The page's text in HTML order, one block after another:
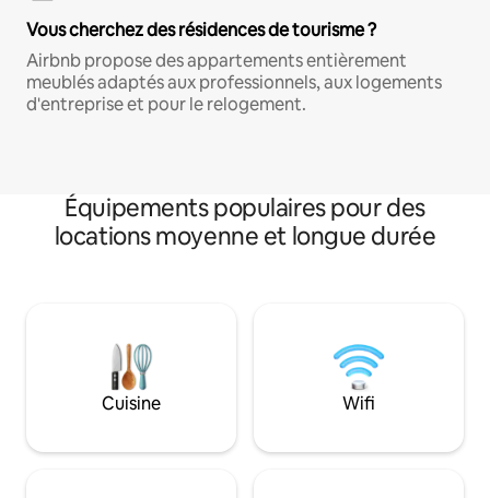
Vous cherchez des résidences de tourisme ?
Airbnb propose des appartements entièrement
meublés adaptés aux professionnels, aux logements
d'entreprise et pour le relogement.
Équipements populaires pour des
locations moyenne et longue durée
Cuisine Wifi